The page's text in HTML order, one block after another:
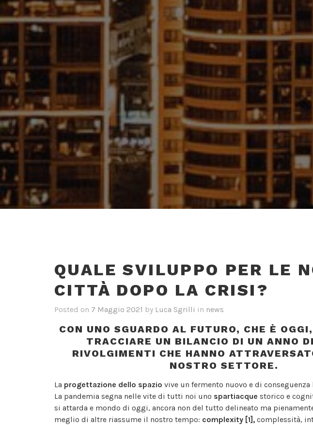
QUALE SVILUPPO PER LE
CITTÀ DOPO LA CRISI?
Posted on 7 Maggio 2021 by Luca Sgrilli in news
CON UNO SGUARDO AL FUTURO, CHE È
TRACCIARE UN BILANCIO DI UN ANNO
RIVOLGIMENTI CHE HANNO
NOSTRO SETTORE.
La progettazione dello spazio vive un fermento nuovo e di
La pandemia segna nelle vite di tutti noi uno spartiacque storico e
si attarda e mondo di oggi, ancora non del tutto delineato ma
meglio di altre riassume il nostro tempo: complexity [1], complessità,